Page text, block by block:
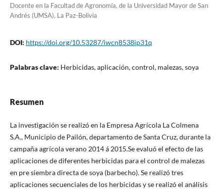
Docente en la Facultad de Agronomía, de la Universidad Mayor de San
Andrés (UMSA), La Paz-Bolivia
DOI: https://doi.org/10.53287/iwcn8538ip31q
Palabras clave: Herbicidas, aplicación, control, malezas, soya
Resumen
La investigación se realizó en la Empresa Agrícola La Colmena
S.A., Municipio de Pailón, departamento de Santa Cruz, durante la
campaña agrícola verano 2014 á 2015.Se evaluó el efecto de las
aplicaciones de diferentes herbicidas para el control de malezas
en pre siembra directa de soya (barbecho). Se realizó tres
aplicaciones secuenciales de los herbicidas y se realizó el análisis